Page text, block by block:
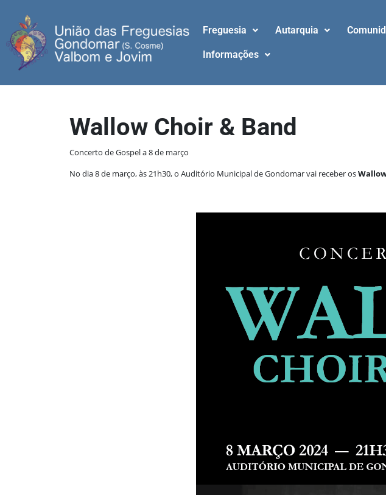
Freguesia Autarquia
Informações
Wallow Choir & Band
Concerto de Gospel a 8 de março
No dia 8 de março, às 21h30, o Auditório Municipal de Gondomar vai receber os